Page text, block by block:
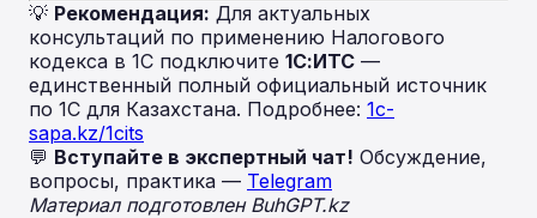
💡 Рекомендация: Для актуальных
консультаций по применению Налогового
кодекса в 1С подключите 1С:ИТС —
единственный полный официальный источник
по 1С для Казахстана. Подробнее: 1c-
sapa.kz/1cits
💬 Вступайте в экспертный чат! Обсуждение,
вопросы, практика — Telegram
Материал подготовлен BuhGPT.kz